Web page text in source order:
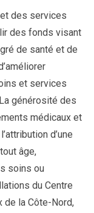
des services
des fonds visant
de santé et de
et services
générosité des
médicaux et
d’une
âge,
soins ou
du Centre
de la Côte-Nord,